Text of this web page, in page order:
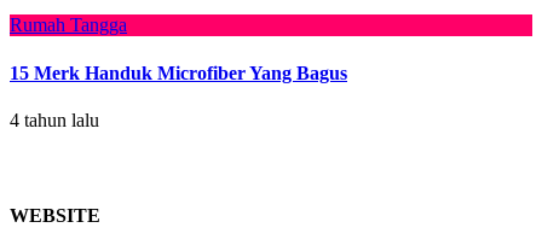
Rumah Tangga
15 Merk Handuk Microfiber Yang Bagus
4 tahun lalu
WEBSITE